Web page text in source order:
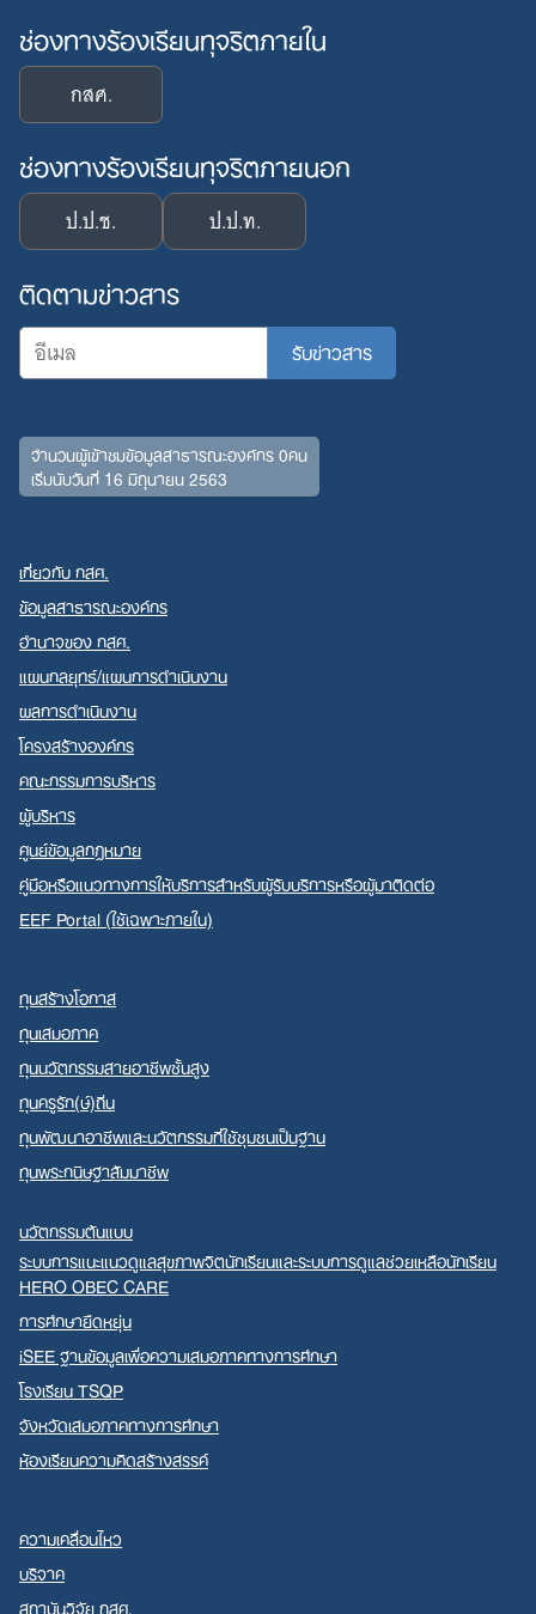
Search
for:
ช่องทางร้องเรียนทุจริตภายใน
กสศ.
ช่องทางร้องเรียนทุจริตภายนอก
ป.ป.ช. ป.ป.ท.
ติดตามข่าวสาร
จำนวนผู้เข้าชมข้อมูลสาธารณะองค์กร 0คน
เริ่มนับวันที่ 16 มิถุนายน 2563
เกี่ยวกับ กสศ.
ข้อมูลสาธารณะองค์กร
อำนาจของ กสศ.
แผนกลยุทธ์/แผนการดำเนินงาน
ผลการดำเนินงาน
โครงสร้างองค์กร
คณะกรรมการบริหาร
ผู้บริหาร
ศูนย์ข้อมูลกฎหมาย
คู่มือหรือแนวทางการให้บริการสำหรับผู้รับบริการหรือผู้มาติดต่อ
EEF Portal (ใช้เฉพาะภายใน)
ทุนสร้างโอกาส
ทุนเสมอภาค
ทุนนวัตกรรมสายอาชีพชั้นสูง
ทุนครูรัก(ษ์)ถิ่น
ทุนพัฒนาอาชีพและนวัตกรรมที่ใช้ชุมชนเป็นฐาน
ทุนพระกนิษฐาสัมมาชีพ
นวัตกรรมต้นแบบ
ระบบการแนะแนวดูแลสุขภาพจิตนักเรียนและระบบการดูแลช่วยเหลือนักเรียน
HERO OBEC CARE
การศึกษายืดหยุ่น
iSEE ฐานข้อมูลเพื่อความเสมอภาคทางการศึกษา
โรงเรียน TSQP
จังหวัดเสมอภาคทางการศึกษา
ห้องเรียนความคิดสร้างสรรค์
ความเคลื่อนไหว
บริจาค
สถาบันวิจัย กสศ.